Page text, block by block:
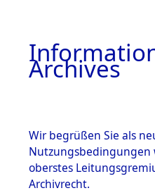
Archives
Wir begrüßen Sie als
Nutzungsbedingungen
oberstes
Archivrecht.